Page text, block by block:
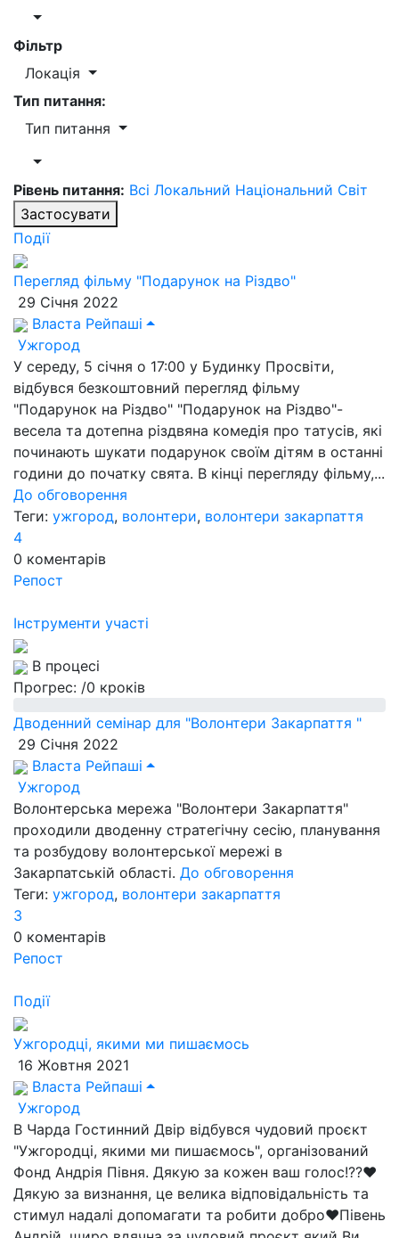
Фільтр
Локація
Тип питання:
Тип питання
Рівень питання: Всі Локальний Національний Світ
Застосувати
Події
Перегляд фільму "Подарунок на Різдво"
29 Січня 2022
Власта Рейпаші
Ужгород
У середу, 5 січня о 17:00 у Будинку Просвіти,
відбувся безкоштовний перегляд фільму
"Подарунок на Різдво" "Подарунок на Різдво"-
весела та дотепна різдвяна комедія про татусів, які
починають шукати подарунок своїм дітям в останні
години до початку свята. В кінці перегляду фільму,...
До обговорення
Теги: ужгород, волонтери, волонтери закарпаття
4
0 коментарів
Репост
Інструменти участі
В процесі
Прогрес: /0 кроків
Дводенний семінар для "Волонтери Закарпаття "
29 Січня 2022
Власта Рейпаші
Ужгород
Волонтерська мережа "Волонтери Закарпаття"
проходили дводенну стратегічну сесію, планування
та розбудову волонтерської мережі в
Закарпатській області. До обговорення
Теги: ужгород, волонтери закарпаття
3
0 коментарів
Репост
Події
Ужгородці, якими ми пишаємось
16 Жовтня 2021
Власта Рейпаші
Ужгород
В Чарда Гостинний Двір відбувся чудовий проєкт
"Ужгородці, якими ми пишаємось", організований
Фонд Андрія Півня. Дякую за кожен ваш голос!??❤
Дякую за визнання, це велика відповідальність та
стимул надалі допомагати та робити добро❤Півень